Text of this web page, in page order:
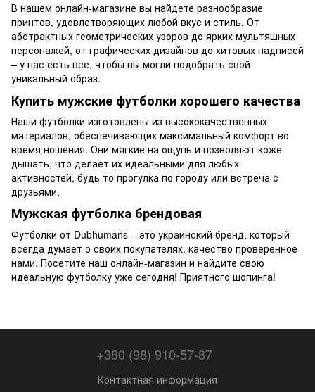
В нашем онлайн-магазине вы найдете разнообразие
принтов, удовлетворяющих любой вкус и стиль. От
абстрактных геометрических узоров до ярких мультяшных
персонажей, от графических дизайнов до хитовых надписей
– у нас есть все, чтобы вы могли подобрать свой
уникальный образ.
Купить мужские футболки хорошего качества
Наши футболки изготовлены из высококачественных
материалов, обеспечивающих максимальный комфорт во
время ношения. Они мягкие на ощупь и позволяют коже
дышать, что делает их идеальными для любых
активностей, будь то прогулка по городу или встреча с
друзьями.
Мужская футболка брендовая
Футболки от Dubhumans – это украинский бренд, который
всегда думает о своих покупателях, качество проверенное
нами. Посетите наш онлайн-магазин и найдите свою
идеальную футболку уже сегодня! Приятного шопинга!
+380 (98) 910-57-87
Контактная информация